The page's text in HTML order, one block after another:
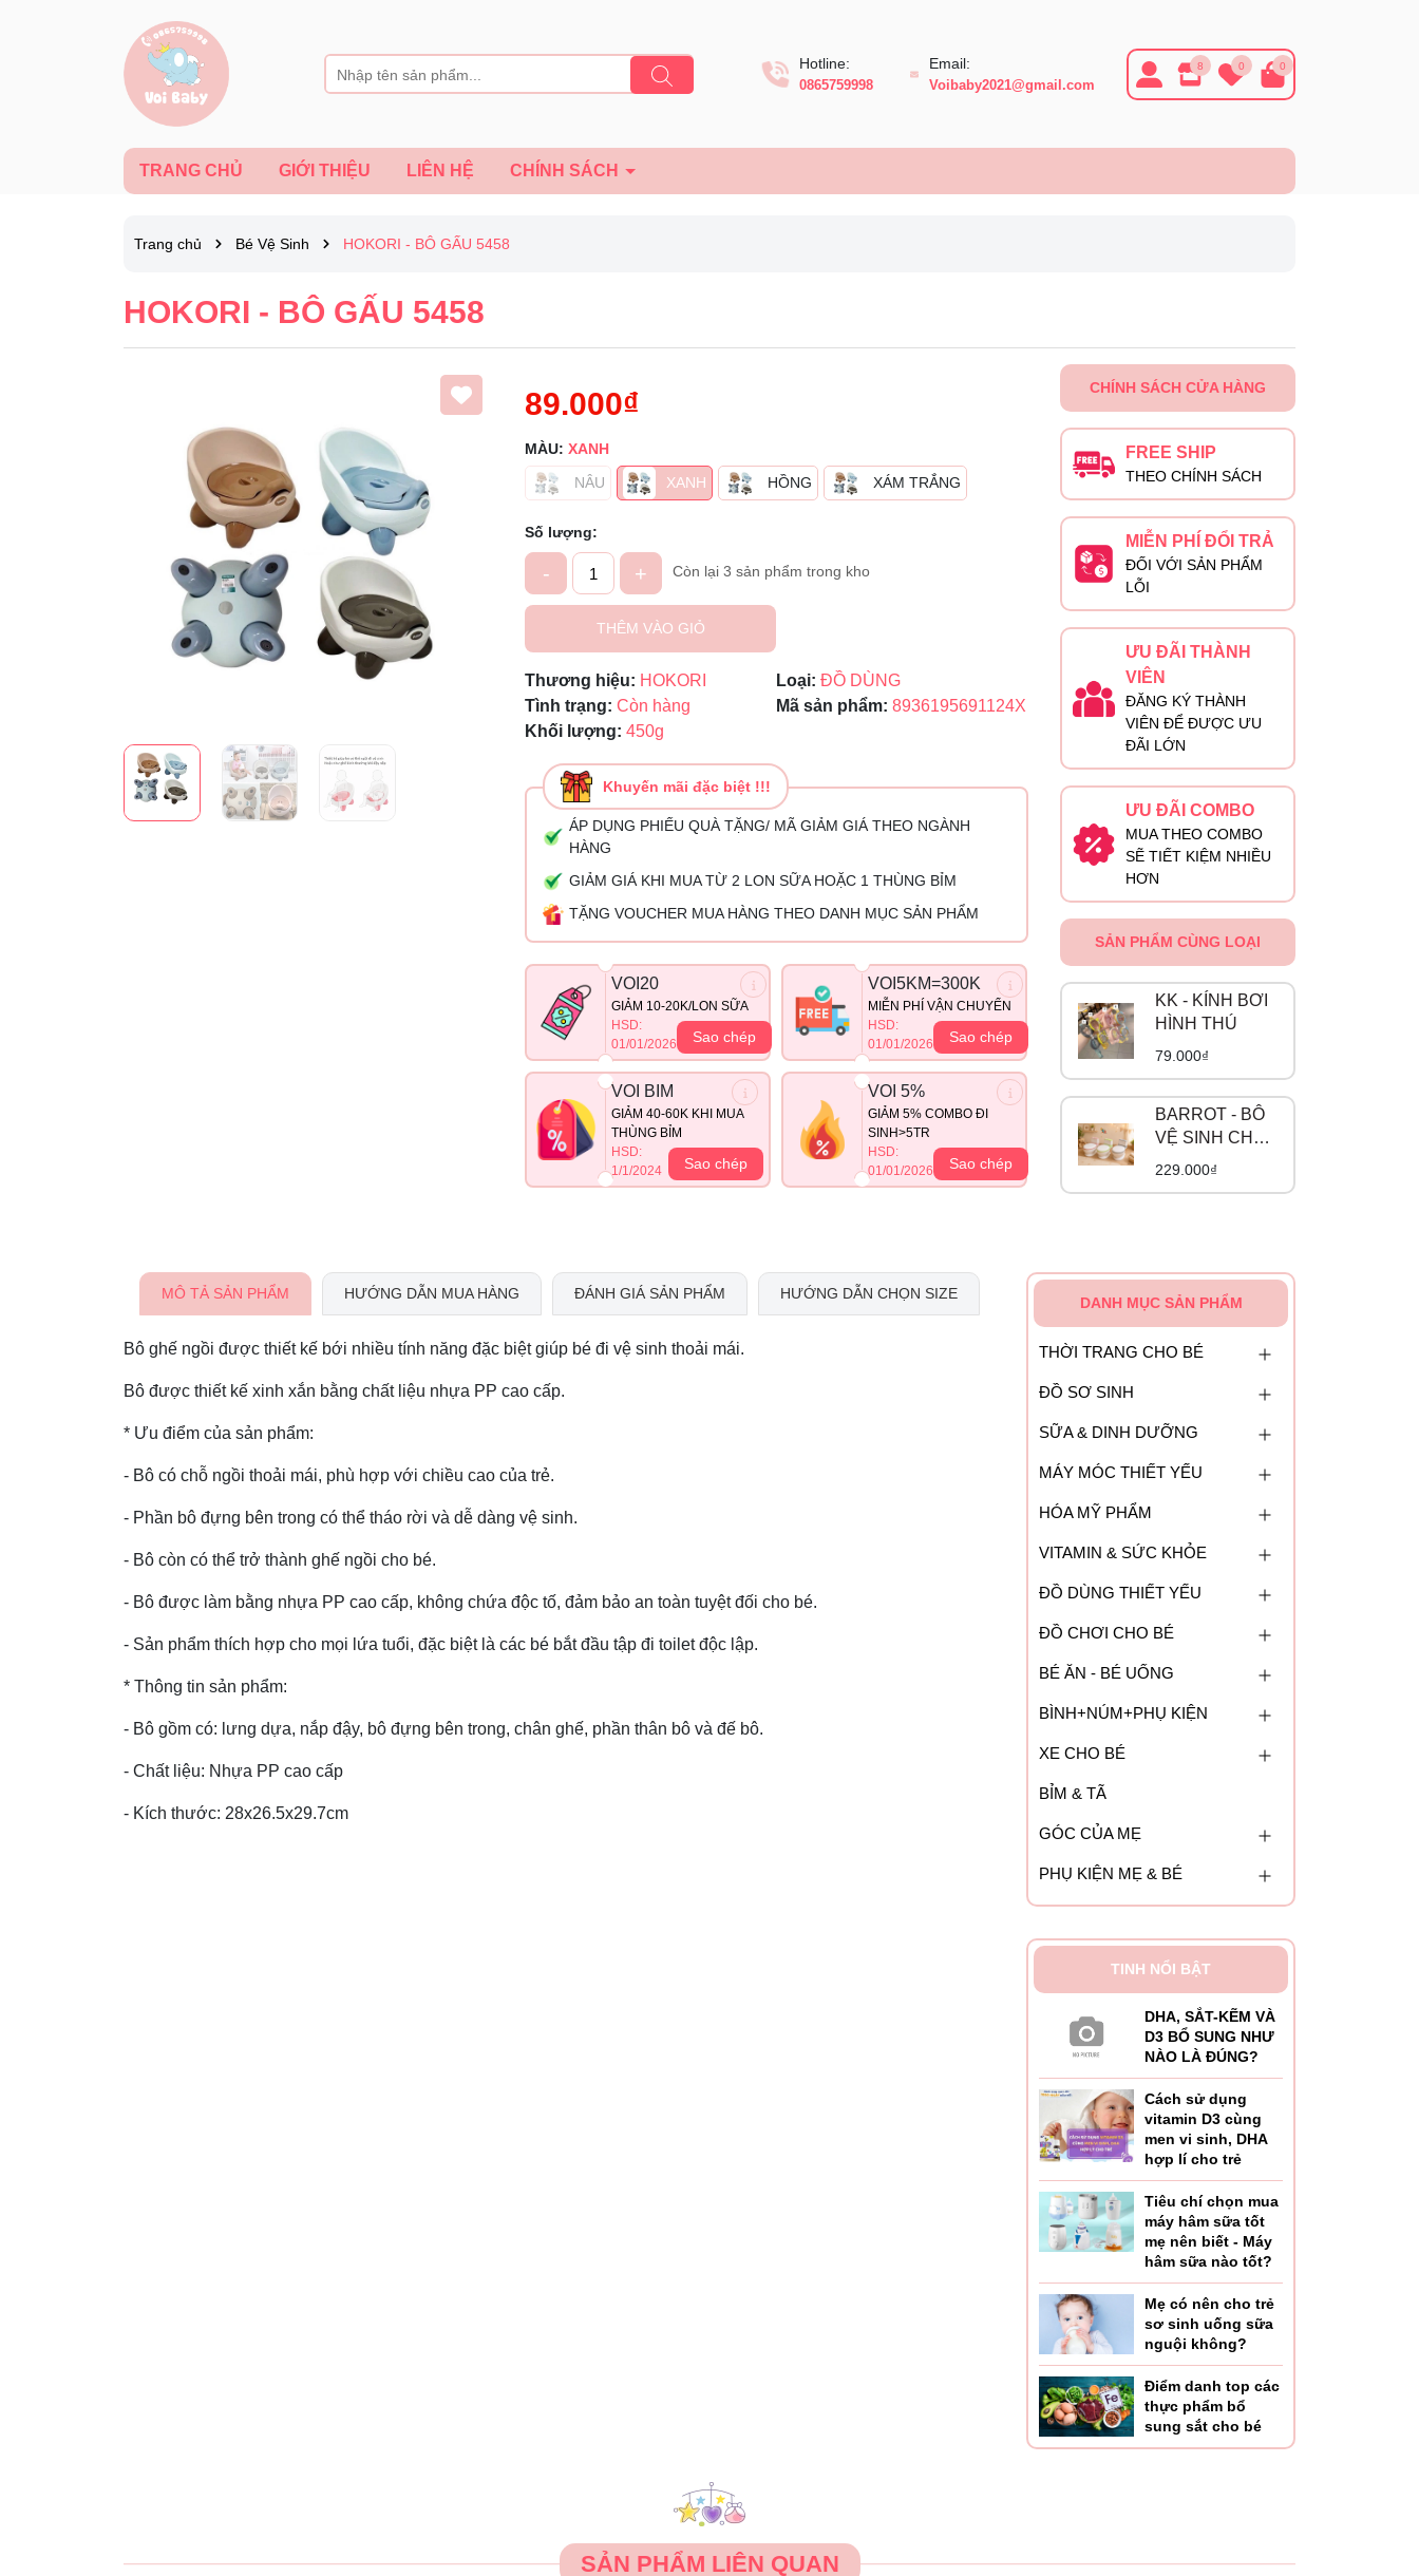
Hotline:
0865759998
Email:
Voibaby2021@gmail.com
8 0 0
TRANG CHỦ GIỚI THIỆU LIÊN HỆ CHÍNH SÁCH
Trang chủ Bé Vệ Sinh HOKORI - BÔ GẤU 5458
HOKORI - BÔ GẤU 5458
89.000₫
MÀU: XANH
NÂU
XANH HỒNG XÁM TRẮNG
Số lượng:
- + Còn lại 3 sản phẩm trong kho
THÊM VÀO GIỎ
Thương hiệu: HOKORI Loại: ĐỒ DÙNG
Tình trạng: Còn hàng Mã sản phẩm: 8936195691124X
Khối lượng: 450g
Khuyến mãi đặc biệt !!!
ÁP DỤNG PHIẾU QUÀ TẶNG/ MÃ GIẢM GIÁ THEO NGÀNH
HÀNG
GIẢM GIÁ KHI MUA TỪ 2 LON SỮA HOẶC 1 THÙNG BỈM
TẶNG VOUCHER MUA HÀNG THEO DANH MỤC SẢN PHẨM
VOI20
GIẢM 10-20K/LON SỮA
HSD:
01/01/2026
Sao chép
VOI5KM=300K
MIỄN PHÍ VẬN CHUYỂN
HSD:
01/01/2026
Sao chép
VOI BIM
GIẢM 40-60K KHI MUA
THÙNG BỈM
HSD:
1/1/2024
Sao chép
VOI 5%
GIẢM 5% COMBO ĐI
SINH>5TR
HSD:
01/01/2026
Sao chép
Mã giảm giá:
Điều kiện:
CHÍNH SÁCH CỬA HÀNG
FREE SHIP
THEO CHÍNH SÁCH
MIỄN PHÍ ĐỔI TRẢ
ĐỐI VỚI SẢN PHẨM
LỖI
ƯU ĐÃI THÀNH
VIÊN
ĐĂNG KÝ THÀNH
VIÊN ĐỂ ĐƯỢC ƯU
ĐÃI LỚN
ƯU ĐÃI COMBO
MUA THEO COMBO
SẼ TIẾT KIỆM NHIỀU
HƠN
SẢN PHẨM CÙNG LOẠI
KK - KÍNH BƠI
HÌNH THÚ
79.000₫
BARROT - BÔ
VỆ SINH CHO
BÉ
229.000₫
MÔ TẢ SẢN PHẨM HƯỚNG DẪN MUA HÀNG ĐÁNH GIÁ SẢN PHẨM HƯỚNG DẪN CHỌN SIZE
Bô ghế ngồi được thiết kế bới nhiều tính năng đặc biệt giúp bé đi vệ sinh thoải mái.
Bô được thiết kế xinh xắn bằng chất liệu nhựa PP cao cấp.
* Ưu điểm của sản phẩm:
- Bô có chỗ ngồi thoải mái, phù hợp với chiều cao của trẻ.
- Phần bô đựng bên trong có thể tháo rời và dễ dàng vệ sinh.
- Bô còn có thể trở thành ghế ngồi cho bé.
- Bô được làm bằng nhựa PP cao cấp, không chứa độc tố, đảm bảo an toàn tuyệt đối cho bé.
- Sản phẩm thích hợp cho mọi lứa tuổi, đặc biệt là các bé bắt đầu tập đi toilet độc lập.
* Thông tin sản phẩm:
- Bô gồm có: lưng dựa, nắp đậy, bô đựng bên trong, chân ghế, phần thân bô và đế bô.
- Chất liệu: Nhựa PP cao cấp
- Kích thước: 28x26.5x29.7cm
DANH MỤC SẢN PHẨM
THỜI TRANG CHO BÉ
ĐỒ SƠ SINH
SỮA & DINH DƯỠNG
MÁY MÓC THIẾT YẾU
HÓA MỸ PHẨM
VITAMIN & SỨC KHỎE
ĐỒ DÙNG THIẾT YẾU
ĐỒ CHƠI CHO BÉ
BÉ ĂN - BÉ UỐNG
BÌNH+NÚM+PHỤ KIỆN
XE CHO BÉ
BỈM & TÃ
GÓC CỦA MẸ
PHỤ KIỆN MẸ & BÉ
TINH NỔI BẬT
DHA, SẮT-KẼM VÀ
D3 BỔ SUNG NHƯ
NÀO LÀ ĐÚNG?
Cách sử dụng
vitamin D3 cùng
men vi sinh, DHA
hợp lí cho trẻ
Tiêu chí chọn mua
máy hâm sữa tốt
mẹ nên biết - Máy
hâm sữa nào tốt?
Mẹ có nên cho trẻ
sơ sinh uống sữa
nguội không?
Điểm danh top các
thực phẩm bổ
sung sắt cho bé
SẢN PHẨM LIÊN QUAN